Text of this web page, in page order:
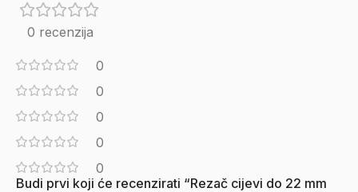
0 recenzija
0
0
0
0
0
Budi prvi koji će recenzirati “Rezač cijevi do 22 mm